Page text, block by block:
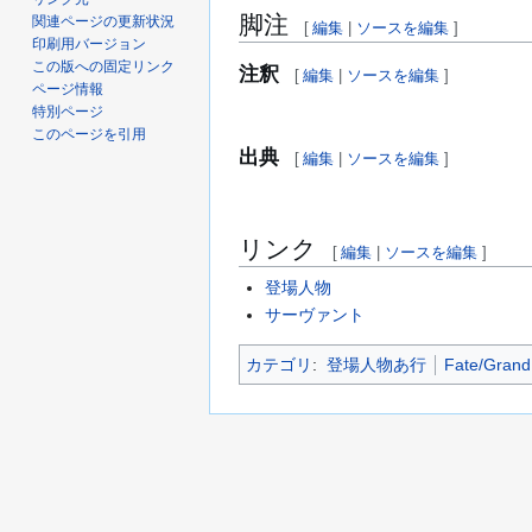
脚注 [ 編集 ソースを編集 ]
注釈 [ 編集 ソースを編集 ]
出典 [ 編集 ソースを編集 ]
リンク [ 編集 ソースを編集 ]
登場人物
サーヴァント
カテゴリ : 登場人物あ行 Fate/
関連ページの更新状況
印刷用バージョン
この版への固定リンク
ページ情報
特別ページ
このページを引用